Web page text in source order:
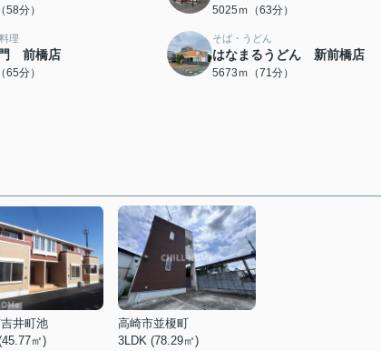
58分） 5025ｍ（63分）
理
前橋店
65分）
そば・うどん
はなまるうどん 新前橋店
5673ｍ（71分）
井町池
㎡)
高崎市並榎町
3LDK (78.29㎡)